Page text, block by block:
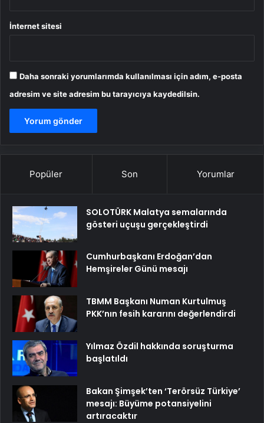
İnternet sitesi
Daha sonraki yorumlarımda kullanılması için adım, e-posta
adresim ve site adresim bu tarayıcıya kaydedilsin.
Popüler Son Yorumlar
SOLOTÜRK Malatya semalarında
gösteri uçuşu gerçekleştirdi
Cumhurbaşkanı Erdoğan’dan
Hemşireler Günü mesajı
TBMM Başkanı Numan Kurtulmuş
PKK’nın fesih kararını değerlendirdi
Yılmaz Özdil hakkında soruşturma
başlatıldı
Bakan Şimşek’ten ‘Terörsüz Türkiye’
mesajı: Büyüme potansiyelini
artıracaktır